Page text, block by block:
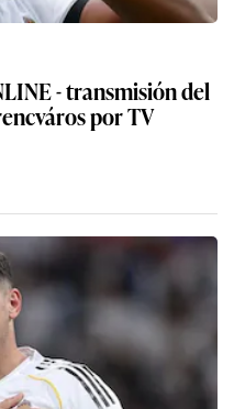
- transmisión del
por TV